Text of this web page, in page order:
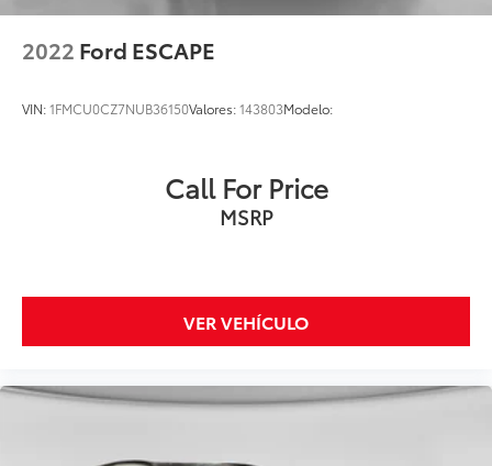
2022 Ford ESCAPE
VIN:1FMCU0CZ7NUB36150Valores:143803Modelo:
Call For Price
MSRP
VER VEHÍCULO